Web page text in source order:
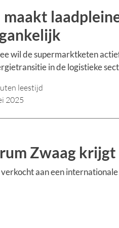
maakt
wil de supermarktketen
in de logistieke
leestijd
2025
Zwaag krijgt
aan een